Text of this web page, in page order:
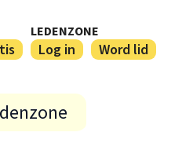
LEDENZONE
Log in Word lid